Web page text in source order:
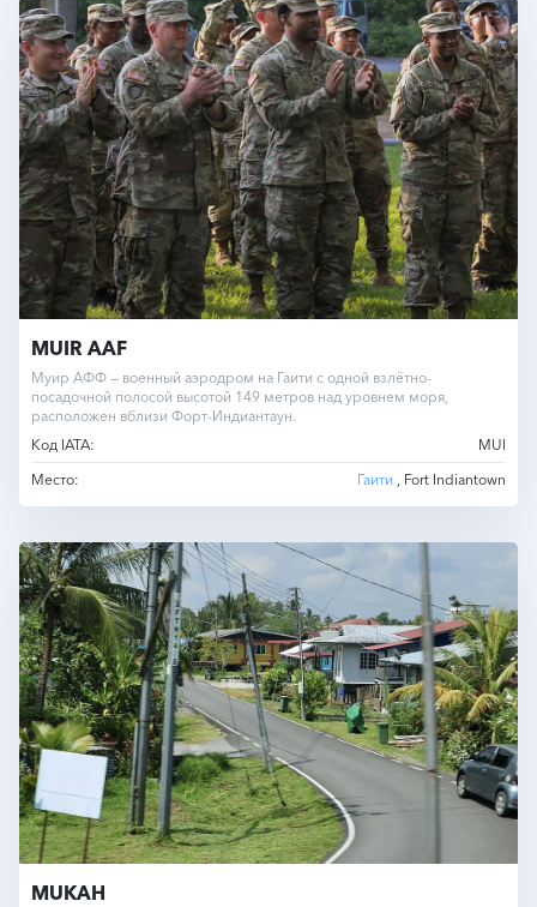
MUIR AAF
Муир АФФ — военный аэродром на Гаити с одной взлётно-
посадочной полосой высотой 149 метров над уровнем моря,
расположен вблизи Форт-Индиантаун.
Код IATA:
MUI
Место:
Гаити , Fort Indiantown
MUKAH